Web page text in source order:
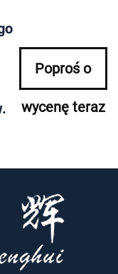
Poproś o
wycenę teraz